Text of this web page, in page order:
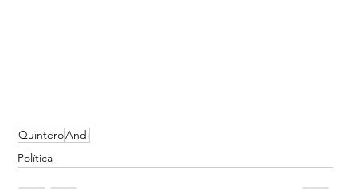
QuinteroAndi
Política